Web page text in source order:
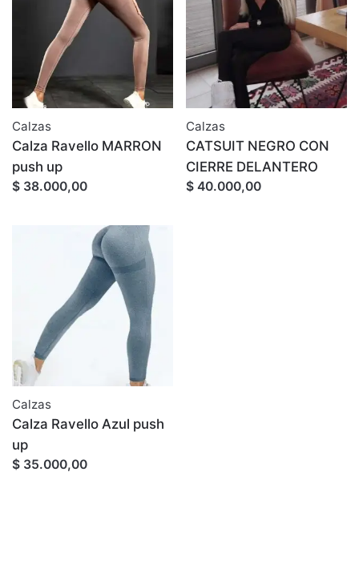
Calzas
Calza Ravello MARRON
push up
$ 38.000,00
Calzas
CATSUIT NEGRO CON
CIERRE DELANTERO
$ 40.000,00
Calzas
Calza Ravello Azul push
up
$ 35.000,00